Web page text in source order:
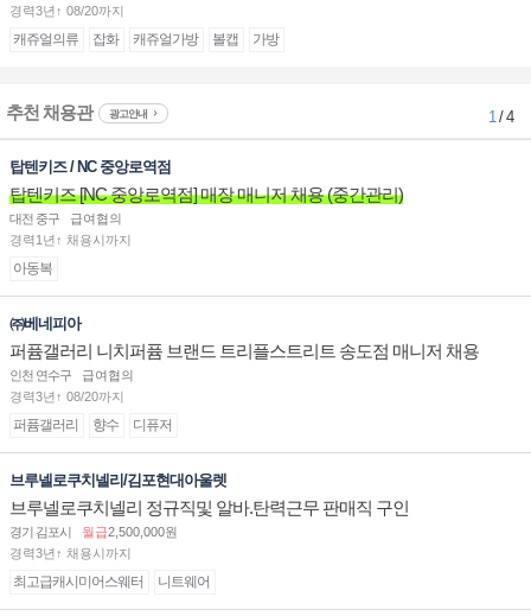
경력3년↑ 08/20까지
캐쥬얼의류 잡화 캐쥬얼가방 볼캡 가방
추천 채용관 광고안내 1/ 4
탑텐키즈 / NC 중앙로역점
탑텐키즈 [NC 중앙로역점] 매장 매니저 채용 (중간관리)
대전 중구
급여협의
경력1년↑ 채용시까지
아동복
㈜베네피아
퍼퓸갤러리 니치퍼퓸 브랜드 트리플스트리트 송도점 매니저 채용
인천 연수구
급여협의
경력3년↑ 08/20까지
퍼퓸갤러리 향수 디퓨저
브루넬로쿠치넬리/김포현대아울렛
브루넬로쿠치넬리 정규직및 알바.탄력근무 판매직 구인
경기 김포시 월급2,500,000원
경력3년↑ 채용시까지
최고급캐시미어스웨터 니트웨어